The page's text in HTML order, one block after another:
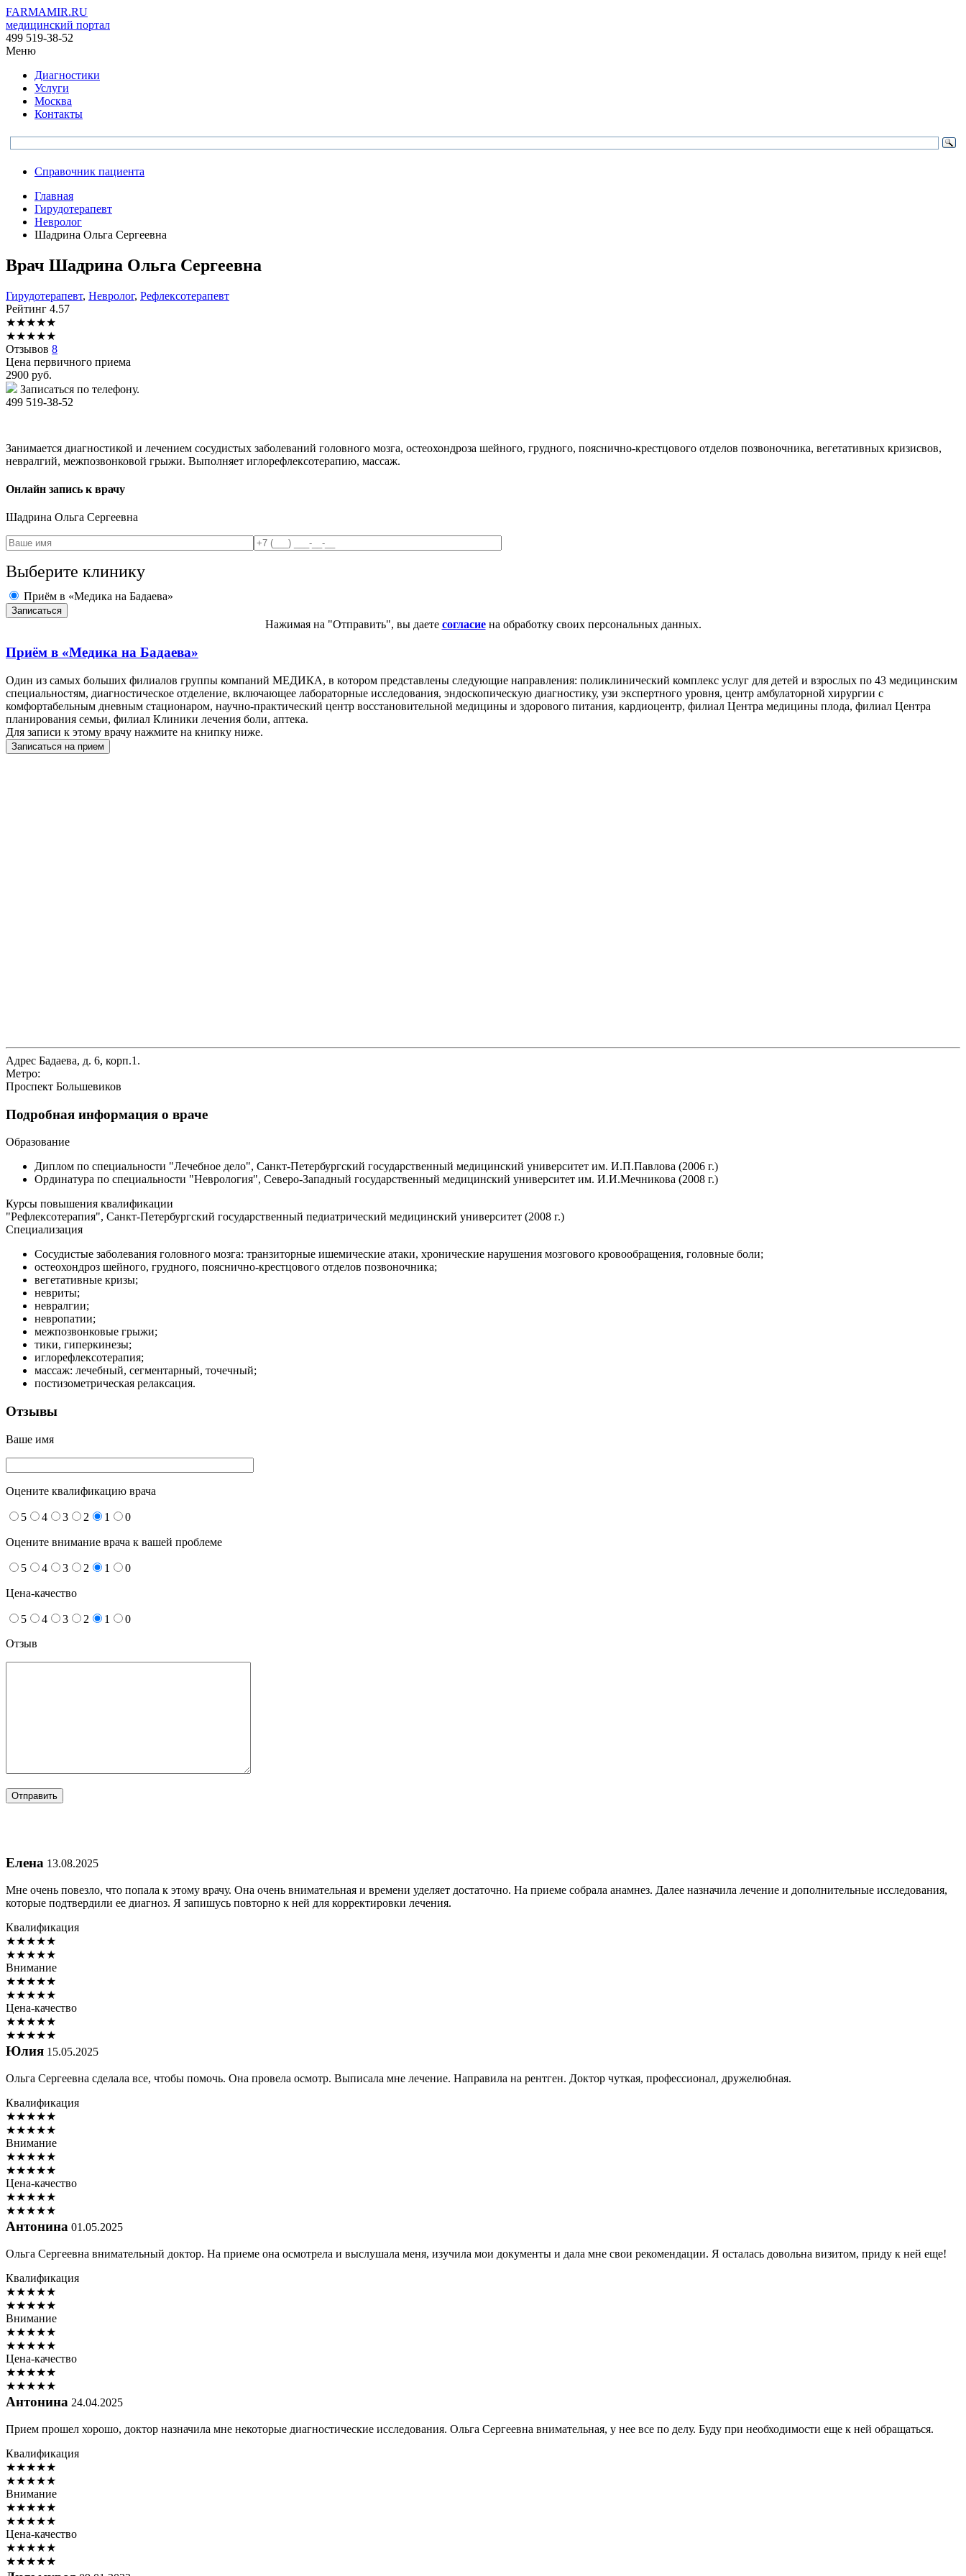
FARMAMIR.RU
медицинский портал
499 519-38-52
Меню
Диагностики
Услуги
Москва
Контакты
Справочник пациента
Главная
Гирудотерапевт
Невролог
Шадрина Ольга Сергеевна
Врач Шадрина Ольга Сергеевна
Гирудотерапевт, Невролог, Рефлексотерапевт
Рейтинг 4.57
★★★★★
★★★★★
Отзывов 8
Цена первичного приема
2900 руб.
Записаться по телефону.
499 519-38-52
Занимается диагностикой и лечением сосудистых заболеваний головного мозга, остеохондроза шейного, грудного, пояснично-крестцового отделов позвоночника, вегетативных кризисвов,
невралгий, межпозвонковой грыжи. Выполняет иглорефлексотерапию, массаж.
Онлайн запись к врачу
Шадрина Ольга Сергеевна
Выберите клинику
Приём в «Медика на Бадаева»
Нажимая на "Отправить", вы даете согласиена обработку своих персональных данных.
Приём в «Медика на Бадаева»
Один из самых больших филиалов группы компаний МЕДИКА, в котором представлены следующие направления: поликлинический комплекс услуг для детей и взрослых по 43 медицинским
специальностям, диагностическое отделение, включающее лабораторные исследования, эндоскопическую диагностику, узи экспертного уровня, центр амбулаторной хирургии с
комфортабельным дневным стационаром, научно-практический центр восстановительной медицины и здорового питания, кардиоцентр, филиал Центра медицины плода, филиал Центра
планирования семьи, филиал Клиники лечения боли, аптека.
Для записи к этому врачу нажмите на книпку ниже.
Записаться на прием
Адрес Бадаева, д. 6, корп.1.
Метро:
Проспект Большевиков
Подробная информация о враче
Образование
Диплом по специальности "Лечебное дело", Санкт-Петербургский государственный медицинский университет им. И.П.Павлова (2006 г.)
Ординатура по специальности "Неврология", Северо-Западный государственный медицинский университет им. И.И.Мечникова (2008 г.)
Курсы повышения квалификации
"Рефлексотерапия", Санкт-Петербургский государственный педиатрический медицинский университет (2008 г.)
Специализация
Сосудистые заболевания головного мозга: транзиторные ишемические атаки, хронические нарушения мозгового кровообращения, головные боли;
остеохондроз шейного, грудного, пояснично-крестцового отделов позвоночника;
вегетативные кризы;
невриты;
невралгии;
невропатии;
межпозвонковые грыжи;
тики, гиперкинезы;
иглорефлексотерапия;
массаж: лечебный, сегментарный, точечный;
постизометрическая релаксация.
Отзывы
Ваше имя
Оцените квалификацию врача
5 4 3 2 1 0
Оцените внимание врача к вашей проблеме
5 4 3 2 1 0
Цена-качество
5 4 3 2 1
0
Отзыв
Елена 13.08.2025
Мне очень повезло, что попала к этому врачу. Она очень внимательная и времени уделяет достаточно. На приеме собрала анамнез. Далее назначила лечение и дополнительные исследования,
которые подтвердили ее диагноз. Я запишусь повторно к ней для корректировки лечения.
Квалификация
★★★★★
★★★★★
Внимание
★★★★★
★★★★★
Цена-качество
★★★★★
★★★★★
Юлия 15.05.2025
Ольга Сергеевна сделала все, чтобы помочь. Она провела осмотр. Выписала мне лечение. Направила на рентген. Доктор чуткая, профессионал, дружелюбная.
Квалификация
★★★★★
★★★★★
Внимание
★★★★★
★★★★★
Цена-качество
★★★★★
★★★★★
Антонина 01.05.2025
Ольга Сергеевна внимательный доктор. На приеме она осмотрела и выслушала меня, изучила мои документы и дала мне свои рекомендации. Я осталась довольна визитом, приду к ней еще!
Квалификация
★★★★★
★★★★★
Внимание
★★★★★
★★★★★
Цена-качество
★★★★★
★★★★★
Антонина 24.04.2025
Прием прошел хорошо, доктор назначила мне некоторые диагностические исследования. Ольга Сергеевна внимательная, у нее все по делу. Буду при необходимости еще к ней обращаться.
Квалификация
★★★★★
★★★★★
Внимание
★★★★★
★★★★★
Цена-качество
★★★★★
★★★★★